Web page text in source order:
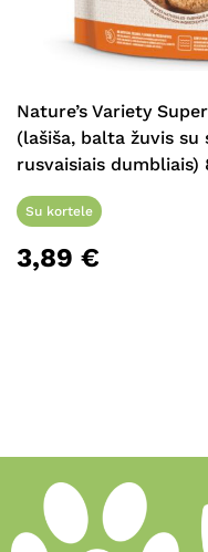
Nature’s Variety
(lašiša, balta žuvis su
rusvaisiais dumbliais)
Su kortele
3,89 €